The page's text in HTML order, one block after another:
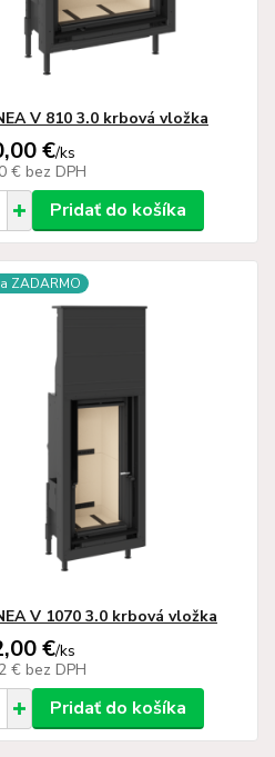
V 810 3.0 krbová vložka
€/ks
€ bez DPH
Pridať do košíka
ZADARMO
V 1070 3.0 krbová vložka
€/ks
€ bez DPH
Pridať do košíka